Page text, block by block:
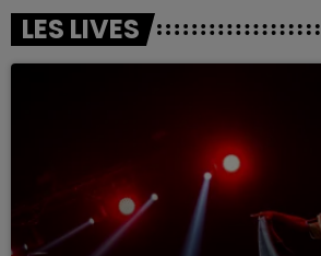
LES LIVES